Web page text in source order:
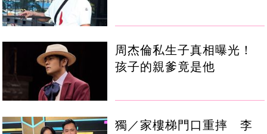
周杰倫私生子真相曝光！
孩子的親爹竟是他
獨／家樓梯門口重摔 李